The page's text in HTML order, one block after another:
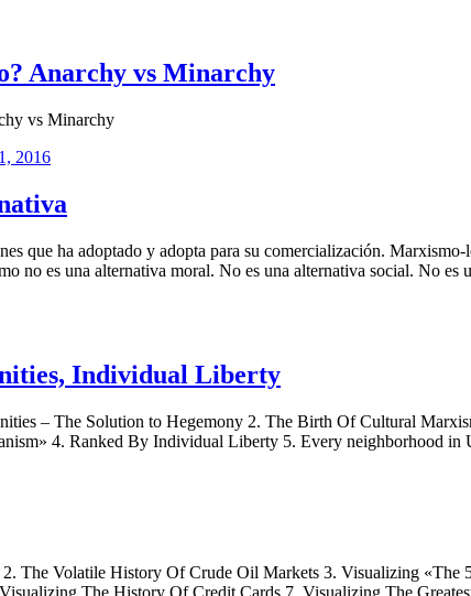
Anarchy vs Minarchy
vs Minarchy
2016
que ha adoptado y adopta para su comercialización.
no es una alternativa moral. No es una alternativa social. No
Individual Liberty
– The Solution to Hegemony 2. The Birth Of Cultural
4. Ranked By Individual Liberty 5. Every neighborhood in
The Volatile History Of Crude Oil Markets 3. Visualizing
The History Of Credit Cards 7. Visualizing The